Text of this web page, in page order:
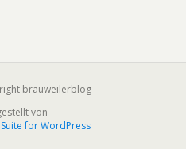
brauweilerblog
von
for WordPress